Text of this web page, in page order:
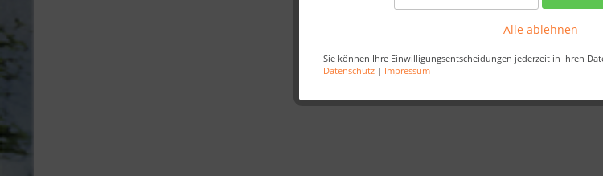
Alle ablehnen
Sie können Ihre Einwilligungsentscheidungen jederzeit in Ihren
Datenschutz | Impressum